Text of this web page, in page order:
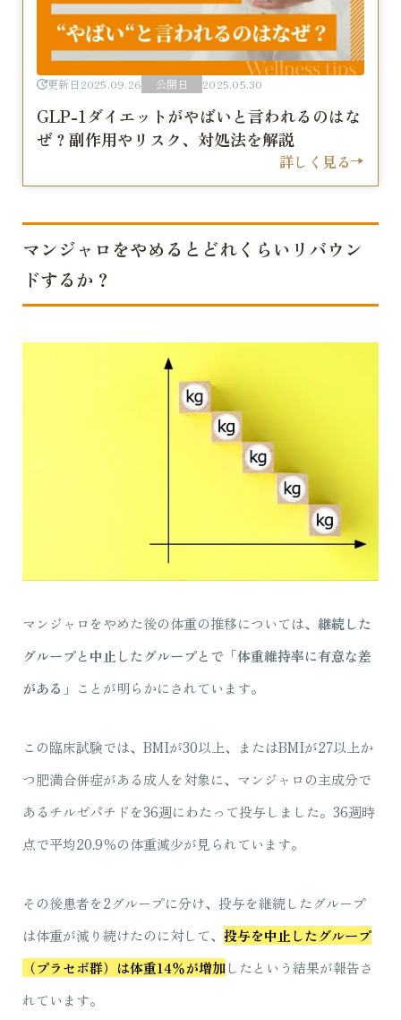
更新日 2025.09.26 公開日 2025.05.30
GLP-1ダイエットがやばいと言われるのはな
ぜ？副作用やリスク、対処法を解説
詳しく見る
マンジャロをやめるとどれくらいリバウン
ドするか？
マンジャロをやめた後の体重の推移については、 継続した
グループと中止したグループとで「体重維持率に有意な差
がある」 ことが明らかにされています。
この臨床試験では、BMIが30以上、またはBMIが27以上か
つ肥満合併症がある成人を対象に、マンジャロの主成分で
あるチルゼパチドを36週にわたって投与しました。36週時
点で平均20.9％の体重減少が見られています。
その後患者を2グループに分け、投与を継続したグループ
は体重が減り続けたのに対して、 投与を中止したグループ
（プラセボ群）は体重14％が増加したという結果が報告さ
れています。